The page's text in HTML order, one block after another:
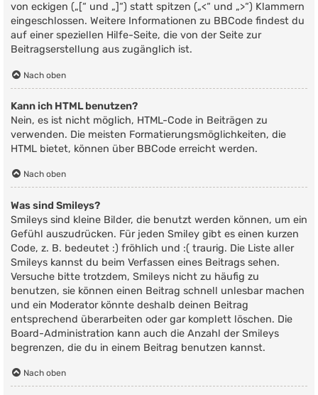
von eckigen („[“ und „]“) statt spitzen („<“ und „>“) Klammern
eingeschlossen. Weitere Informationen zu BBCode findest du
auf einer speziellen Hilfe-Seite, die von der Seite zur
Beitragserstellung aus zugänglich ist.
Nach oben
Kann ich HTML benutzen?
Nein, es ist nicht möglich, HTML-Code in Beiträgen zu
verwenden. Die meisten Formatierungsmöglichkeiten, die
HTML bietet, können über BBCode erreicht werden.
Nach oben
Was sind Smileys?
Smileys sind kleine Bilder, die benutzt werden können, um ein
Gefühl auszudrücken. Für jeden Smiley gibt es einen kurzen
Code, z. B. bedeutet :) fröhlich und :( traurig. Die Liste aller
Smileys kannst du beim Verfassen eines Beitrags sehen.
Versuche bitte trotzdem, Smileys nicht zu häufig zu
benutzen, sie können einen Beitrag schnell unlesbar machen
und ein Moderator könnte deshalb deinen Beitrag
entsprechend überarbeiten oder gar komplett löschen. Die
Board-Administration kann auch die Anzahl der Smileys
begrenzen, die du in einem Beitrag benutzen kannst.
Nach oben